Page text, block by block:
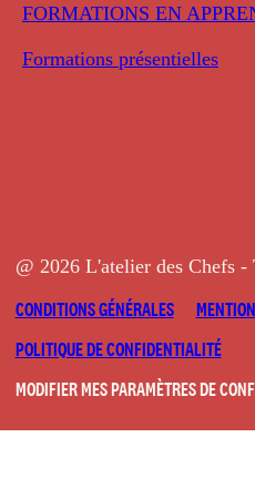
FORMATIONS EN
Formations présentielles
@ 2026 L'atelier des Chefs -
CONDITIONS GÉNÉRALES
POLITIQUE DE CONFIDENTIALITÉ
MODIFIER MES PARAMÈTRES DE